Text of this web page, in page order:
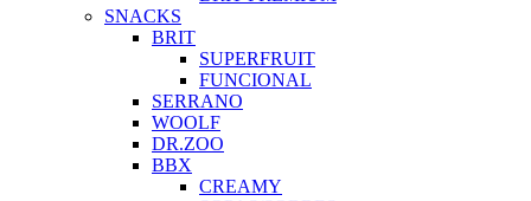
SNACKS
BRIT
SUPERFRUIT
FUNCIONAL
SERRANO
WOOLF
DR.ZOO
BBX
CREAMY